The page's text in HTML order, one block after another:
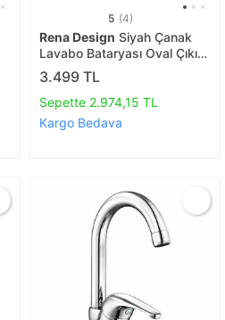
5 (4)
Rena Design Siyah Çanak
Lavabo Bataryası Oval Çıkış
Havza Model Uzun/yüksek
Lavabo Musluğu Çift Girişli
3.499 TL
Sepette 2.974,15 TL
Kargo Bedava